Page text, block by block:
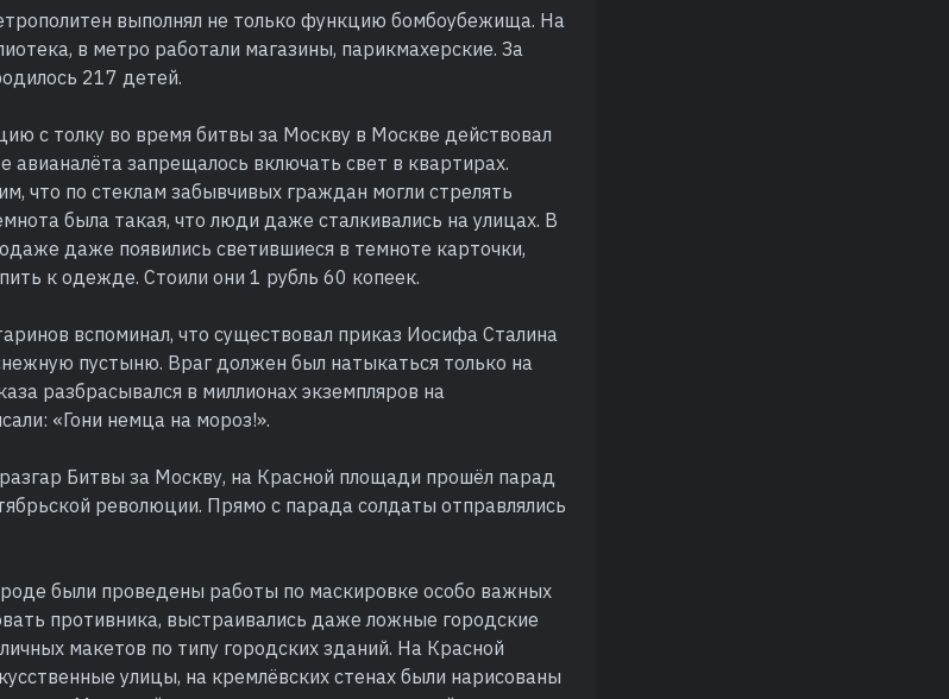
выполнял не только функцию бомбоубежища. На
в метро работали магазины, парикмахерские. За
217 детей.
с толку во время битвы за Москву в Москве действовал
авианалёта запрещалось включать свет в квартирах.
что по стеклам забывчивых граждан могли стрелять
была такая, что люди даже сталкивались на улицах. В
даже появились светившиеся в темноте карточки,
к одежде. Стоили они 1 рубль 60 копеек.
вспоминал, что существовал приказ Иосифа Сталина
пустыню. Враг должен был натыкаться только на
разбрасывался в миллионах экземпляров на
«Гони немца на мороз!».
Битвы за Москву, на Красной площади прошёл парад
революции. Прямо с парада солдаты отправлялись
были проведены работы по маскировке особо важных
противника, выстраивались даже ложные городские
макетов по типу городских зданий. На Красной
улицы, на кремлёвских стенах были нарисованы